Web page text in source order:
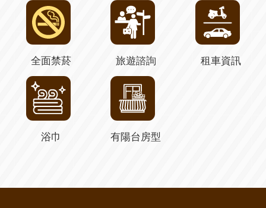
全面禁菸 旅遊諮詢 租車資訊
浴巾 有陽台房型